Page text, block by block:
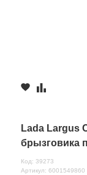
Lada Largus
брызговика
Код: 39273
Артикул: 6001549860